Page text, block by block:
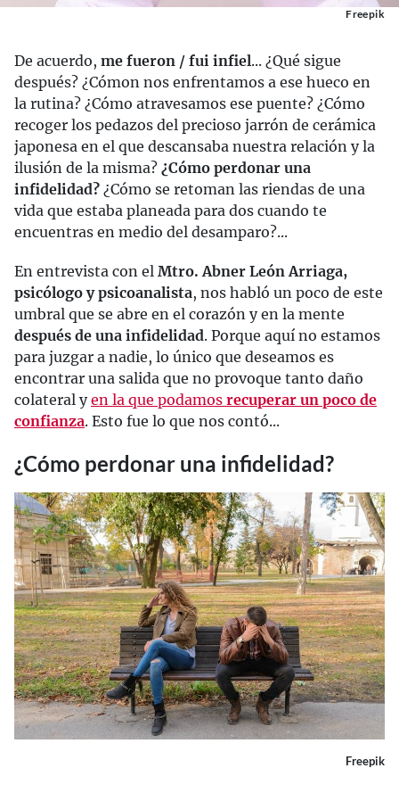
Freepik
De acuerdo, me fueron / fui infiel... ¿Qué sigue
después? ¿Cómon nos enfrentamos a ese hueco en
la rutina? ¿Cómo atravesamos ese puente? ¿Cómo
recoger los pedazos del precioso jarrón de cerámica
japonesa en el que descansaba nuestra relación y la
ilusión de la misma? ¿Cómo perdonar una
infidelidad? ¿Cómo se retoman las riendas de una
vida que estaba planeada para dos cuando te
encuentras en medio del desamparo?...
En entrevista con el Mtro. Abner León Arriaga,
psicólogo y psicoanalista, nos habló un poco de este
umbral que se abre en el corazón y en la mente
después de una infidelidad. Porque aquí no estamos
para juzgar a nadie, lo único que deseamos es
encontrar una salida que no provoque tanto daño
colateral yen la que podamos recuperar un poco de
confianza. Esto fue lo que nos contó...
¿Cómo perdonar una infidelidad?
Freepik